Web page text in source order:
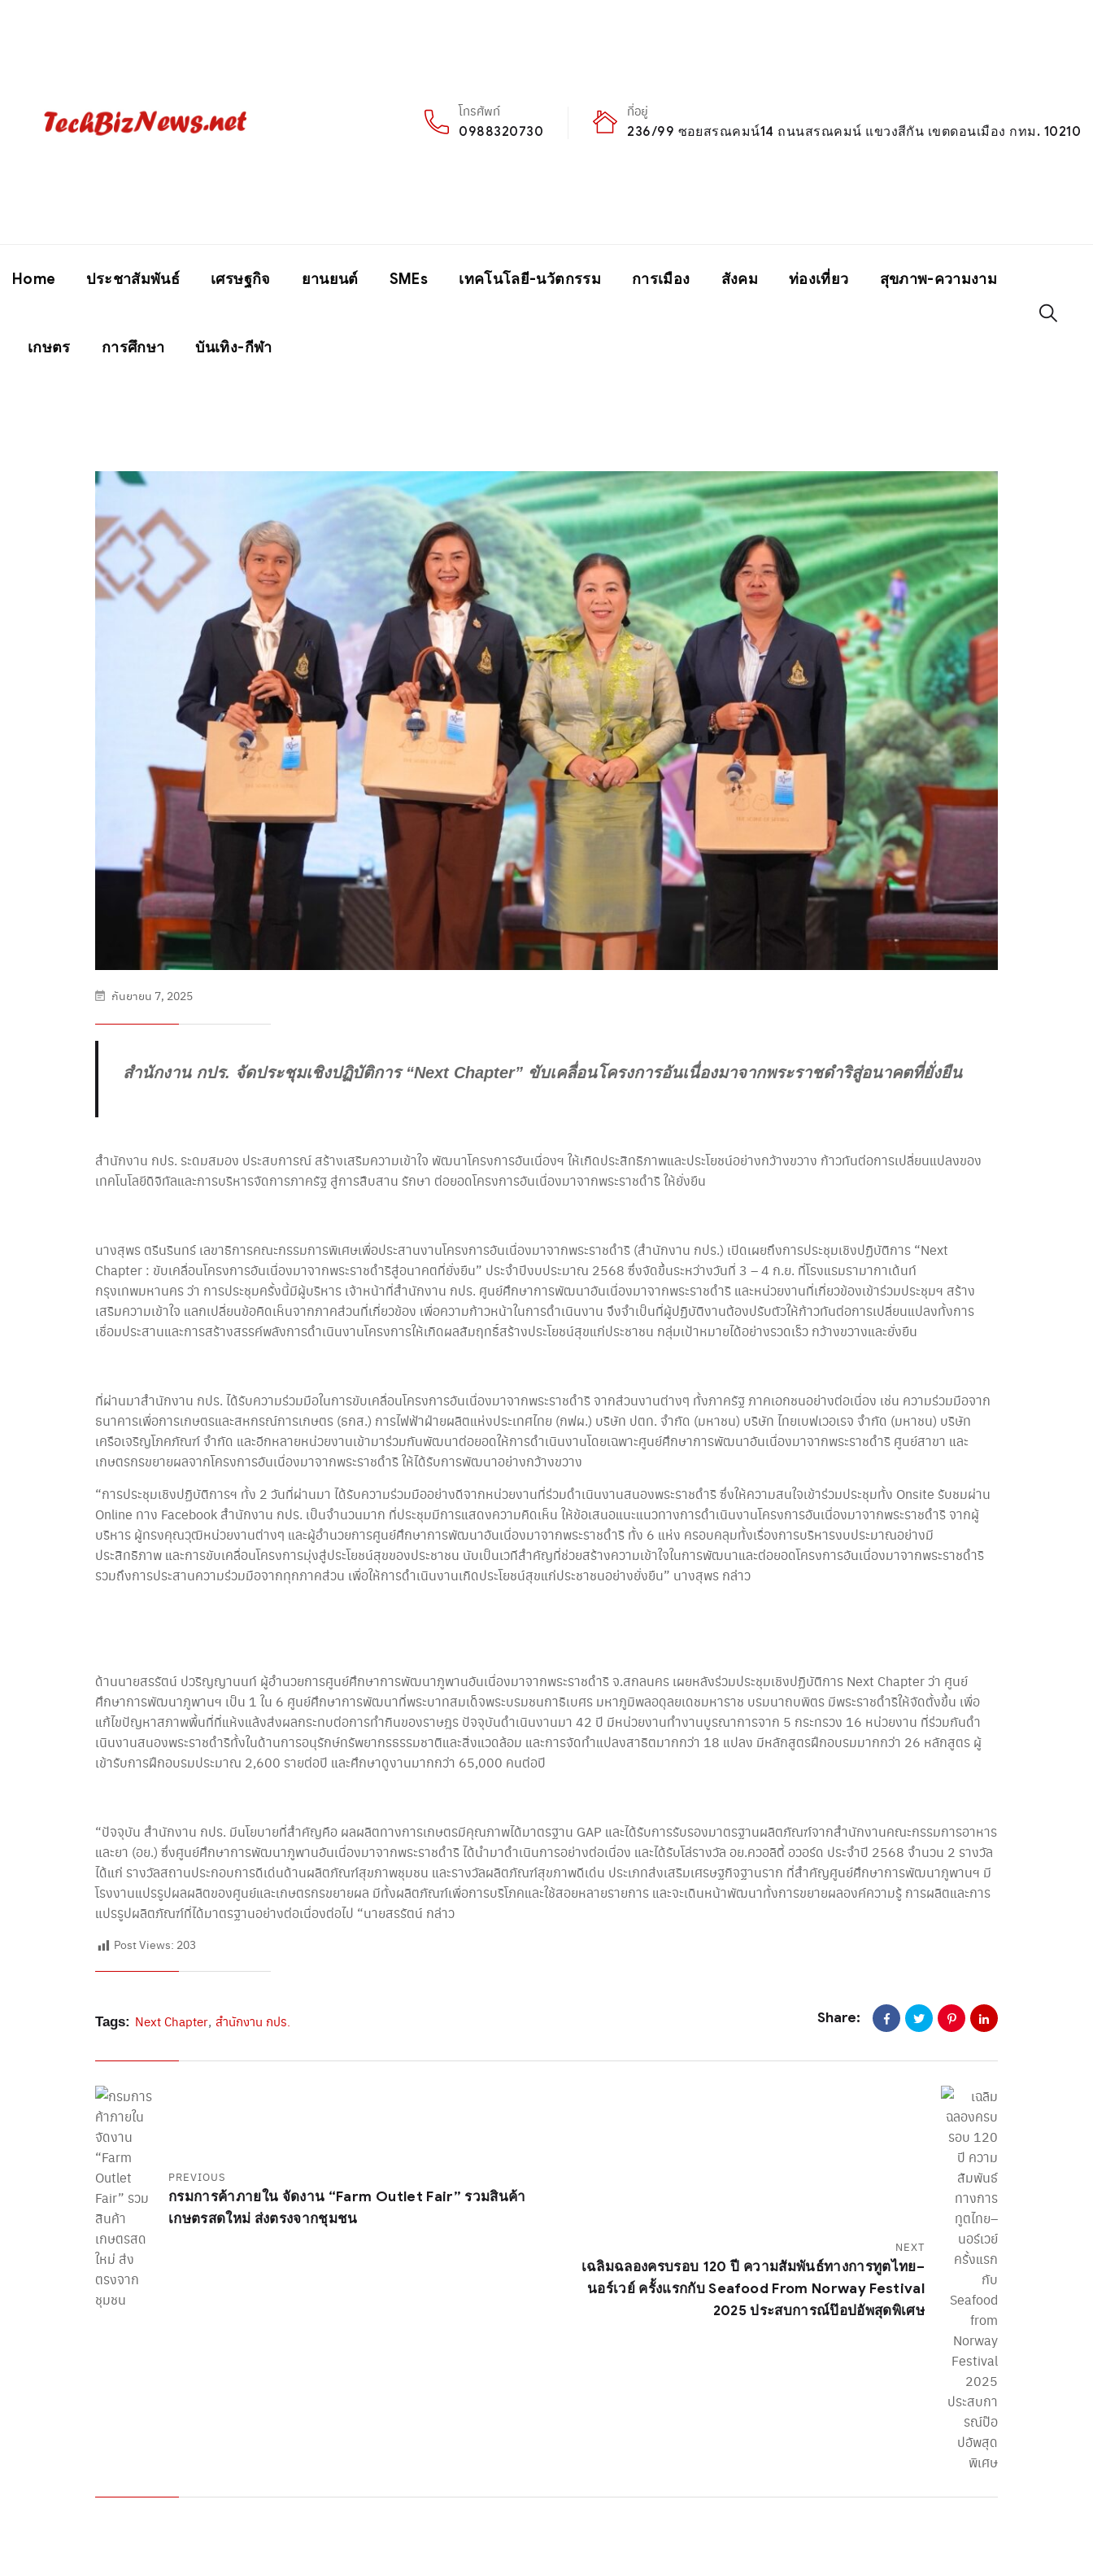
โทรศัพท์
0988320730
ที่อยู่
236/99 ซอยสรณคมน์14 ถนนสรณคมน์ แขวงสีกัน เขตดอนเมือง กทม. 10210
Home ประชาสัมพันธ์ เศรษฐกิจ ยานยนต์ SMEs เทคโนโลยี-นวัตกรรม การเมือง สังคม ท่องเที่ยว สุขภาพ-ความงาม
เกษตร การศึกษา บันเทิง-กีฬา
กันยายน 7, 2025
สำนักงาน กปร. จัดประชุมเชิงปฏิบัติการ “Next Chapter” ขับเคลื่อนโครงการอันเนื่องมาจากพระราชดำริสู่อนาคตที่ยั่งยืน
สำนักงาน กปร. ระดมสมอง ประสบการณ์ สร้างเสริมความเข้าใจ พัฒนาโครงการอันเนื่องฯ ให้เกิดประสิทธิภาพและประโยชน์อย่างกว้างขวาง ก้าวทันต่อการเปลี่ยนแปลงของ
เทคโนโลยีดิจิทัลและการบริหารจัดการภาครัฐ สู่การสืบสาน รักษา ต่อยอดโครงการอันเนื่องมาจากพระราชดำริ ให้ยั่งยืน
นางสุพร ตรีนรินทร์ เลขาธิการคณะกรรมการพิเศษเพื่อประสานงานโครงการอันเนื่องมาจากพระราชดำริ (สำนักงาน กปร.) เปิดเผยถึงการประชุมเชิงปฏิบัติการ “Next
Chapter : ขับเคลื่อนโครงการอันเนื่องมาจากพระราชดำริสู่อนาคตที่ยั่งยืน” ประจำปีงบประมาณ 2568 ซึ่งจัดขึ้นระหว่างวันที่ 3 – 4 ก.ย. ที่โรงแรมรามากาเด้นท์
กรุงเทพมหานคร ว่า การประชุมครั้งนี้มีผู้บริหาร เจ้าหน้าที่สำนักงาน กปร. ศูนย์ศึกษาการพัฒนาอันเนื่องมาจากพระราชดำริ และหน่วยงานที่เกี่ยวข้องเข้าร่วมประชุมฯ สร้าง
เสริมความเข้าใจ แลกเปลี่ยนข้อคิดเห็นจากภาคส่วนที่เกี่ยวข้อง เพื่อความก้าวหน้าในการดำเนินงาน จึงจำเป็นที่ผู้ปฏิบัติงานต้องปรับตัวให้ก้าวทันต่อการเปลี่ยนแปลงทั้งการ
เชื่อมประสานและการสร้างสรรค์พลังการดำเนินงานโครงการให้เกิดผลสัมฤทธิ์สร้างประโยชน์สุขแก่ประชาชน กลุ่มเป้าหมายได้อย่างรวดเร็ว กว้างขวางและยั่งยืน
ที่ผ่านมาสำนักงาน กปร. ได้รับความร่วมมือในการขับเคลื่อนโครงการอันเนื่องมาจากพระราชดำริ จากส่วนงานต่างๆ ทั้งภาครัฐ ภาคเอกชนอย่างต่อเนื่อง เช่น ความร่วมมือจาก
ธนาคารเพื่อการเกษตรและสหกรณ์การเกษตร (ธกส.) การไฟฟ้าฝ่ายผลิตแห่งประเทศไทย (กฟผ.) บริษัท ปตท. จำกัด (มหาชน) บริษัท ไทยเบฟเวอเรจ จำกัด (มหาชน) บริษัท
เครือเจริญโภคภัณฑ์ จำกัด และอีกหลายหน่วยงานเข้ามาร่วมกันพัฒนาต่อยอดให้การดำเนินงานโดยเฉพาะศูนย์ศึกษาการพัฒนาอันเนื่องมาจากพระราชดำริ ศูนย์สาขา และ
เกษตรกรขยายผลจากโครงการอันเนื่องมาจากพระราชดำริ ให้ได้รับการพัฒนาอย่างกว้างขวาง
“การประชุมเชิงปฏิบัติการฯ ทั้ง 2 วันที่ผ่านมา ได้รับความร่วมมืออย่างดีจากหน่วยงานที่ร่วมดำเนินงานสนองพระราชดำริ ซึ่งให้ความสนใจเข้าร่วมประชุมทั้ง Onsite รับชมผ่าน
Online ทาง Facebook สำนักงาน กปร. เป็นจำนวนมาก ที่ประชุมมีการแสดงความคิดเห็น ให้ข้อเสนอแนะแนวทางการดำเนินงานโครงการอันเนื่องมาจากพระราชดำริ จากผู้
บริหาร ผู้ทรงคุณวุฒิหน่วยงานต่างๆ และผู้อำนวยการศูนย์ศึกษาการพัฒนาอันเนื่องมาจากพระราชดำริ ทั้ง 6 แห่ง ครอบคลุมทั้งเรื่องการบริหารงบประมาณอย่างมี
ประสิทธิภาพ และการขับเคลื่อนโครงการมุ่งสู่ประโยชน์สุขของประชาชน นับเป็นเวทีสำคัญที่ช่วยสร้างความเข้าใจในการพัฒนาและต่อยอดโครงการอันเนื่องมาจากพระราชดำริ
รวมถึงการประสานความร่วมมือจากทุกภาคส่วน เพื่อให้การดำเนินงานเกิดประโยชน์สุขแก่ประชาชนอย่างยั่งยืน” นางสุพร กล่าว
ด้านนายสรรัตน์ ปวริญญานนท์ ผู้อำนวยการศูนย์ศึกษาการพัฒนาภูพานอันเนื่องมาจากพระราชดำริ จ.สกลนคร เผยหลังร่วมประชุมเชิงปฏิบัติการ Next Chapter ว่า ศูนย์
ศึกษาการพัฒนาภูพานฯ เป็น 1 ใน 6 ศูนย์ศึกษาการพัฒนาที่พระบาทสมเด็จพระบรมชนกาธิเบศร มหาภูมิพลอดุลยเดชมหาราช บรมนาถบพิตร มีพระราชดําริให้จัดตั้งขึ้น เพื่อ
แก้ไขปัญหาสภาพพื้นที่ที่แห้งแล้งส่งผลกระทบต่อการทำกินของราษฎร ปัจจุบันดำเนินงานมา 42 ปี มีหน่วยงานทำงานบูรณาการจาก 5 กระทรวง 16 หน่วยงาน ที่ร่วมกันดํา
เนินงานสนองพระราชดำริทั้งในด้านการอนุรักษ์ทรัพยากรธรรมชาติและสิ่งแวดล้อม และการจัดทำแปลงสาธิตมากกว่า 18 แปลง มีหลักสูตรฝึกอบรมมากกว่า 26 หลักสูตร ผู้
เข้ารับการฝึกอบรมประมาณ 2,600 รายต่อปี และศึกษาดูงานมากกว่า 65,000 คนต่อปี
“ปัจจุบัน สํานักงาน กปร. มีนโยบายที่สําคัญคือ ผลผลิตทางการเกษตรมีคุณภาพได้มาตรฐาน GAP และได้รับการรับรองมาตรฐานผลิตภัณฑ์จากสำนักงานคณะกรรมการอาหาร
และยา (อย.) ซึ่งศูนย์ศึกษาการพัฒนาภูพานอันเนื่องมาจากพระราชดำริ ได้นำมาดำเนินการอย่างต่อเนื่อง และได้รับโล่รางวัล อย.ควอลิตี้ อวอร์ด ประจำปี 2568 จำนวน 2 รางวัล
ได้แก่ รางวัลสถานประกอบการดีเด่นด้านผลิตภัณฑ์สุขภาพชุมชน และรางวัลผลิตภัณฑ์สุขภาพดีเด่น ประเภทส่งเสริมเศรษฐกิจฐานราก ที่สำคัญศูนย์ศึกษาการพัฒนาภูพานฯ มี
โรงงานแปรรูปผลผลิตของศูนย์และเกษตรกรขยายผล มีทั้งผลิตภัณฑ์เพื่อการบริโภคและใช้สอยหลายรายการ และจะเดินหน้าพัฒนาทั้งการขยายผลองค์ความรู้ การผลิตและการ
แปรรูปผลิตภัณฑ์ที่ได้มาตรฐานอย่างต่อเนื่องต่อไป “นายสรรัตน์ กล่าว
Post Views: 203
Tags: Next Chapter, สำนักงาน กปร. Share:
PREVIOUS
กรมการค้าภายใน จัดงาน “Farm Outlet Fair” รวมสินค้า
เกษตรสดใหม่ ส่งตรงจากชุมชน
NEXT
เฉลิมฉลองครบรอบ 120 ปี ความสัมพันธ์ทางการทูตไทย–
นอร์เวย์ ครั้งแรกกับ Seafood From Norway Festival
2025 ประสบการณ์ป๊อปอัพสุดพิเศษ